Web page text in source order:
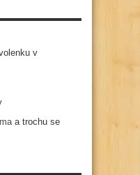
v
a trochu se